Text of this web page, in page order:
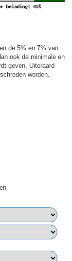
de 5% en 7% van
ook de minimale en
geven. Uiteraard
worden.